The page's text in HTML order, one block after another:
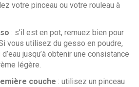
votre pinceau ou votre rouleau à
: s’il est en pot, remuez bien pour
vous utilisez du gesso en poudre,
jusqu’à obtenir une consistance
légère.
couche : utilisez un pinceau